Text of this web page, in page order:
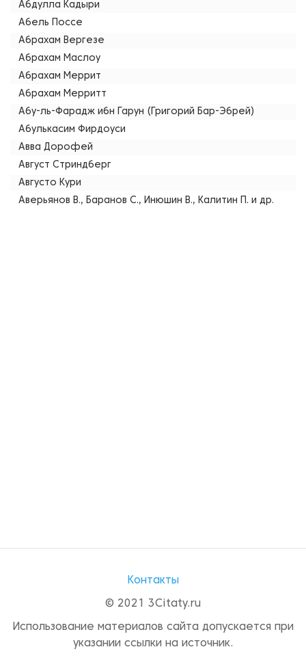
Абдулла Кадыри
Абель Поссе
Абрахам Вергезе
Абрахам Маслоу
Абрахам Меррит
Абрахам Мерритт
Абу-ль-Фарадж ибн Гарун (Григорий Бар-Эбрей)
Абулькасим Фирдоуси
Авва Дорофей
Август Стриндберг
Августо Кури
Аверьянов В., Баранов С., Инюшин В., Калитин П. и др.
Контакты
© 2021 3Citaty.ru
Использование материалов сайта допускается при
указании ссылки на источник.